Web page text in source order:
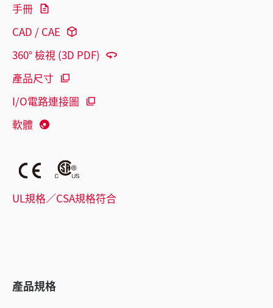
手冊
CAD / CAE
360° 檢視 (3D PDF)
產品尺寸
I/O電路連接圖
軟體
UL規格／CSA規格符合
產品規格